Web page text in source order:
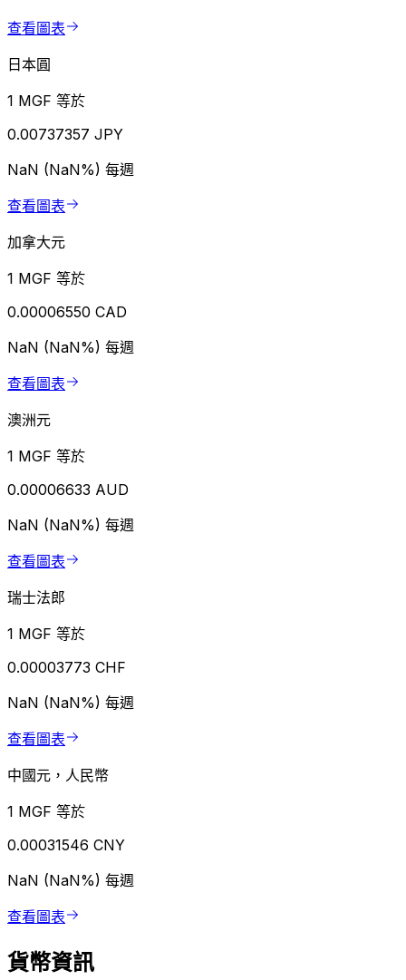
查看圖表
日本圓
1 MGF 等於
0.00737357 JPY
NaN (NaN%) 每週
查看圖表
加拿大元
1 MGF 等於
0.00006550 CAD
NaN (NaN%) 每週
查看圖表
澳洲元
1 MGF 等於
0.00006633 AUD
NaN (NaN%) 每週
查看圖表
瑞士法郎
1 MGF 等於
0.00003773 CHF
NaN (NaN%) 每週
查看圖表
中國元，人民幣
1 MGF 等於
0.00031546 CNY
NaN (NaN%) 每週
查看圖表
貨幣資訊